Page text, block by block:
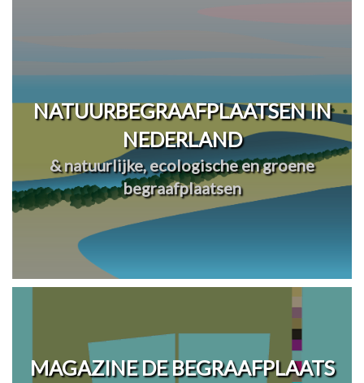
NATUURBEGRAAFPLAATSEN IN
NEDERLAND
& natuurlijke, ecologische en groene
begraafplaatsen
MAGAZINE DE BEGRAAFPLAATS